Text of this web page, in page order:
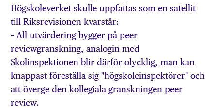
Högskoleverket skulle uppfattas som en satellit
till Riksrevisionen kvarstår:
– All utvärdering bygger på peer
reviewgranskning, analogin med
Skolinspektionen blir därför olycklig, man kan
knappast föreställa sig "högskoleinspektörer" och
att överge den kollegiala granskningen peer
review.